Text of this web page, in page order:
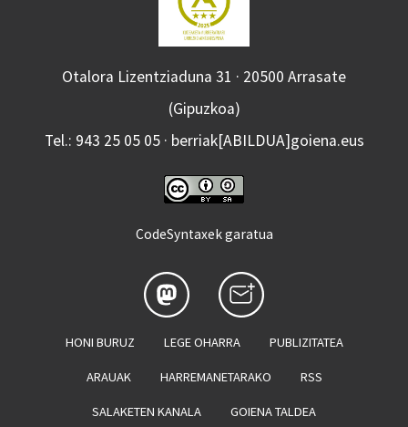
Otalora Lizentziaduna 31 · 20500 Arrasate
(Gipuzkoa)
Tel.: 943 25 05 05 · berriak[ABILDUA]goiena.eus
CodeSyntaxek garatua
HONI BURUZ LEGE OHARRA PUBLIZITATEA
ARAUAK HARREMANETARAKO RSS
SALAKETEN KANALA GOIENA TALDEA